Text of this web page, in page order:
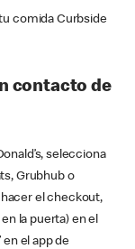
comida Curbside
contacto de
selecciona
Grubhub o
el checkout,
la puerta) en el
en el app de